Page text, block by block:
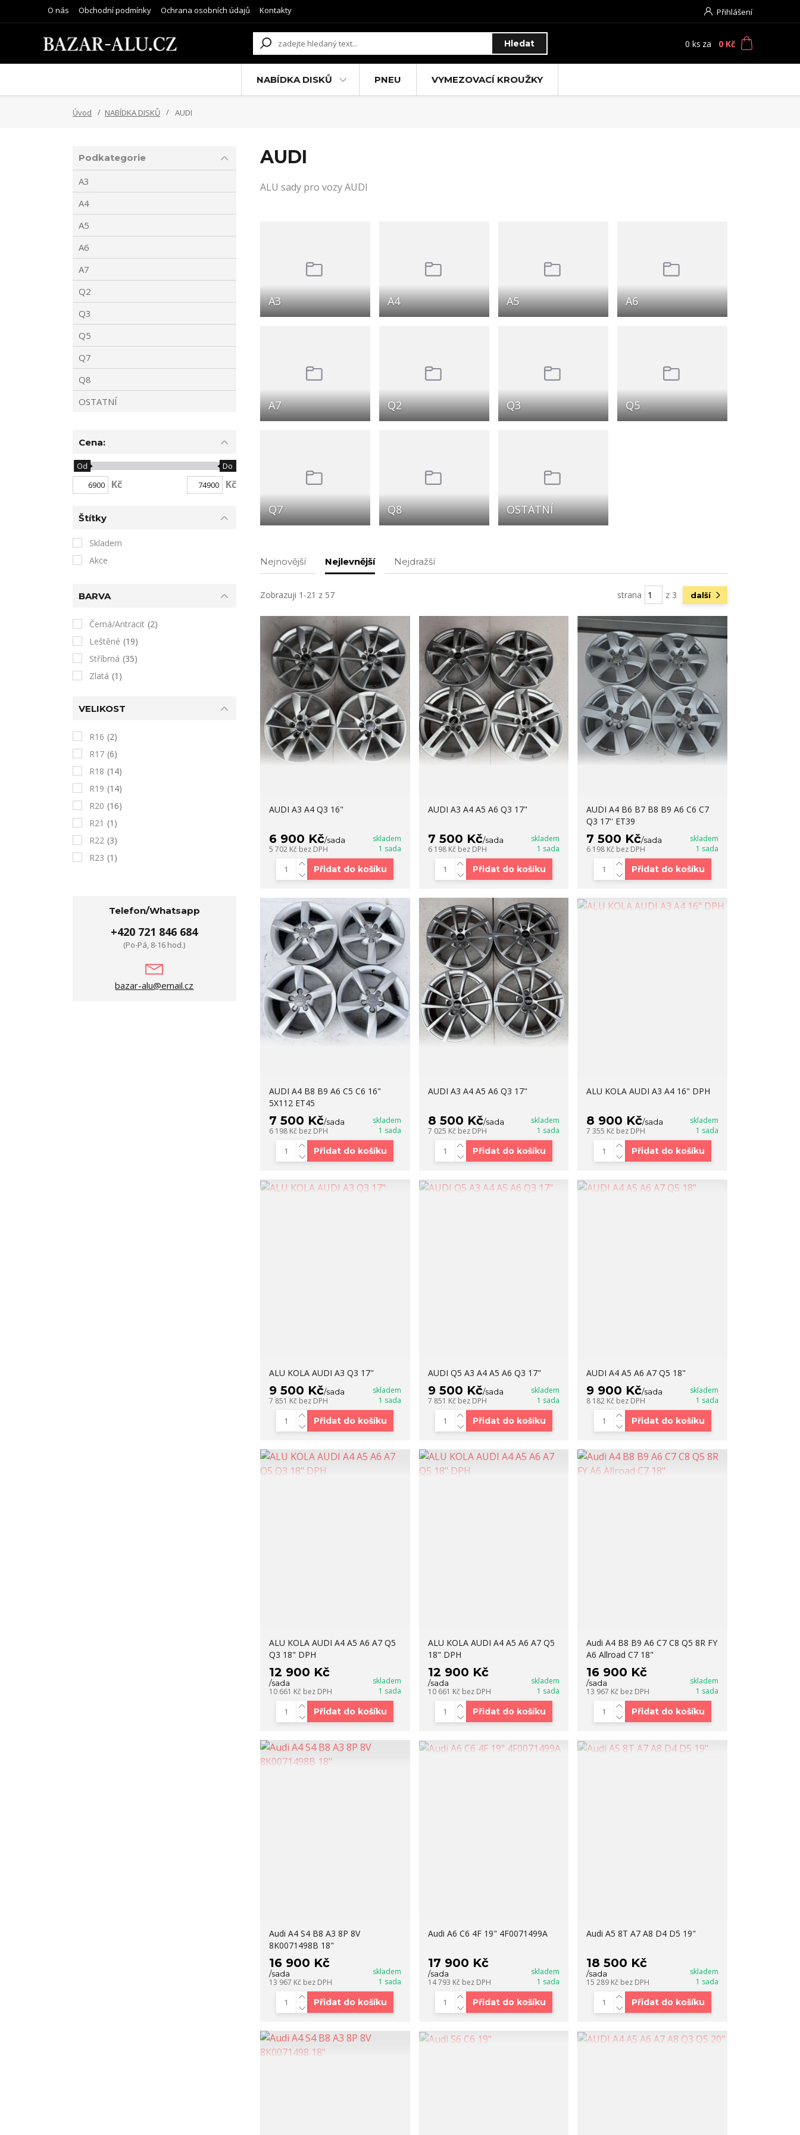
O nás Obchodní podmínky Ochrana osobních údajů Kontakty Přihlášení
Hledat 0 ks za 0 Kč
NABÍDKA DISKŮ PNEU VYMEZOVACÍ KROUŽKY
Úvod NABÍDKA DISKŮ AUDI
AUDI
ALU sady pro vozy AUDI
A3 A4 A5 A6
A7 Q2 Q3 Q5
Q7 Q8 OSTATNÍ
Nejnovější Nejlevnější Nejdražší
Zobrazuji 1-21 z 57 strana z 3 další
AUDI A3 A4 Q3 16"
6 900 Kč/sada
5 702 Kč bez DPH
skladem
1 sada
Přidat do košíku
AUDI A3 A4 A5 A6 Q3 17"
7 500 Kč/sada
6 198 Kč bez DPH
skladem
1 sada
Přidat do košíku
AUDI A4 B6 B7 B8 B9 A6 C6 C7
Q3 17'' ET39
7 500 Kč/sada
6 198 Kč bez DPH
skladem
1 sada
Přidat do košíku
AUDI A4 B8 B9 A6 C5 C6 16"
5X112 ET45
7 500 Kč/sada
6 198 Kč bez DPH
skladem
1 sada
Přidat do košíku
AUDI A3 A4 A5 A6 Q3 17"
8 500 Kč/sada
7 025 Kč bez DPH
skladem
1 sada
Přidat do košíku
ALU KOLA AUDI A3 A4 16" DPH
8 900 Kč/sada
7 355 Kč bez DPH
skladem
1 sada
Přidat do košíku
ALU KOLA AUDI A3 Q3 17"
9 500 Kč/sada
7 851 Kč bez DPH
skladem
1 sada
Přidat do košíku
AUDI Q5 A3 A4 A5 A6 Q3 17"
9 500 Kč/sada
7 851 Kč bez DPH
skladem
1 sada
Přidat do košíku
AUDI A4 A5 A6 A7 Q5 18"
9 900 Kč/sada
8 182 Kč bez DPH
skladem
1 sada
Přidat do košíku
ALU KOLA AUDI A4 A5 A6 A7 Q5
Q3 18" DPH
12 900 Kč
/sada
10 661 Kč bez DPH
skladem
1 sada
Přidat do košíku
ALU KOLA AUDI A4 A5 A6 A7 Q5
18" DPH
12 900 Kč
/sada
10 661 Kč bez DPH
skladem
1 sada
Přidat do košíku
Audi A4 B8 B9 A6 C7 C8 Q5 8R FY
A6 Allroad C7 18"
16 900 Kč
/sada
13 967 Kč bez DPH
skladem
1 sada
Přidat do košíku
Audi A4 S4 B8 A3 8P 8V
8K0071498B 18"
16 900 Kč
/sada
13 967 Kč bez DPH
skladem
1 sada
Přidat do košíku
Audi A6 C6 4F 19" 4F0071499A
17 900 Kč
/sada
14 793 Kč bez DPH
skladem
1 sada
Přidat do košíku
Audi A5 8T A7 A8 D4 D5 19"
18 500 Kč
/sada
15 289 Kč bez DPH
skladem
1 sada
Přidat do košíku
Podkategorie
A3
A4
A5
A6
A7
Q2
Q3
Q5
Q7
Q8
OSTATNÍ
Cena:
Kč
Od Do
Kč
Štítky
Skladem
Akce
BARVA
Černá/Antracit (2)
Leštěné (19)
Stříbrná (35)
Zlatá (1)
VELIKOST
R16 (2)
R17 (6)
R18 (14)
R19 (14)
R20 (16)
R21 (1)
R22 (3)
R23 (1)
Telefon/Whatsapp
+420 721 846 684
(Po-Pá, 8-16 hod.)
bazar-alu@email.cz